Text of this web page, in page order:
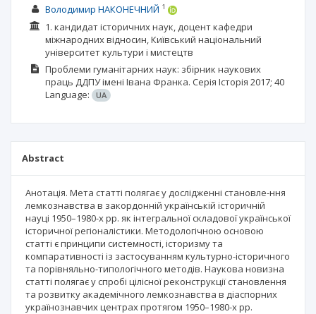
Володимир НАКОНЕЧНИЙ 1
1. кандидат історичних наук, доцент кафедри
міжнародних відносин, Київський національний
університет культури і мистецтв
Проблеми гуманітарних наук: збірник наукових
праць ДДПУ імені Івана Франка. Серія Історія 2017; 40
Language:
UA
Abstract
Анотація. Мета статті полягає у дослідженні становле-ння
лемкознавства в закордонній українській історичній
науці 1950–1980-х рр. як інтегральної складової української
історичної регіоналістики. Методологічною основою
статті є принципи системності, історизму та
компаративності із застосуванням культурно-історичного
та порівняльно-типологічного методів. Наукова новизна
статті полягає у спробі цілісної реконструкції становлення
та розвитку академічного лемкознавства в діаспорних
українознавчих центрах протягом 1950–1980-х рр.